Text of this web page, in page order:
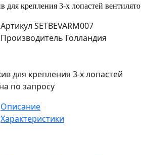
для крепления 3-х лопастей
Артикул SETBEVARM007
Производитель Голландия
для крепления 3-х лопастей
по запросу
Описание
Характеристики